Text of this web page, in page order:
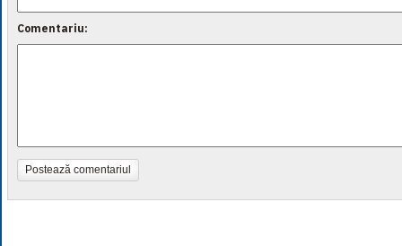
Comentariu:
Postează comentariul